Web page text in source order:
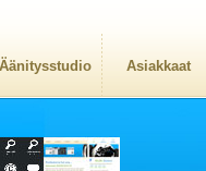
Äänitysstudio Asiakkaat